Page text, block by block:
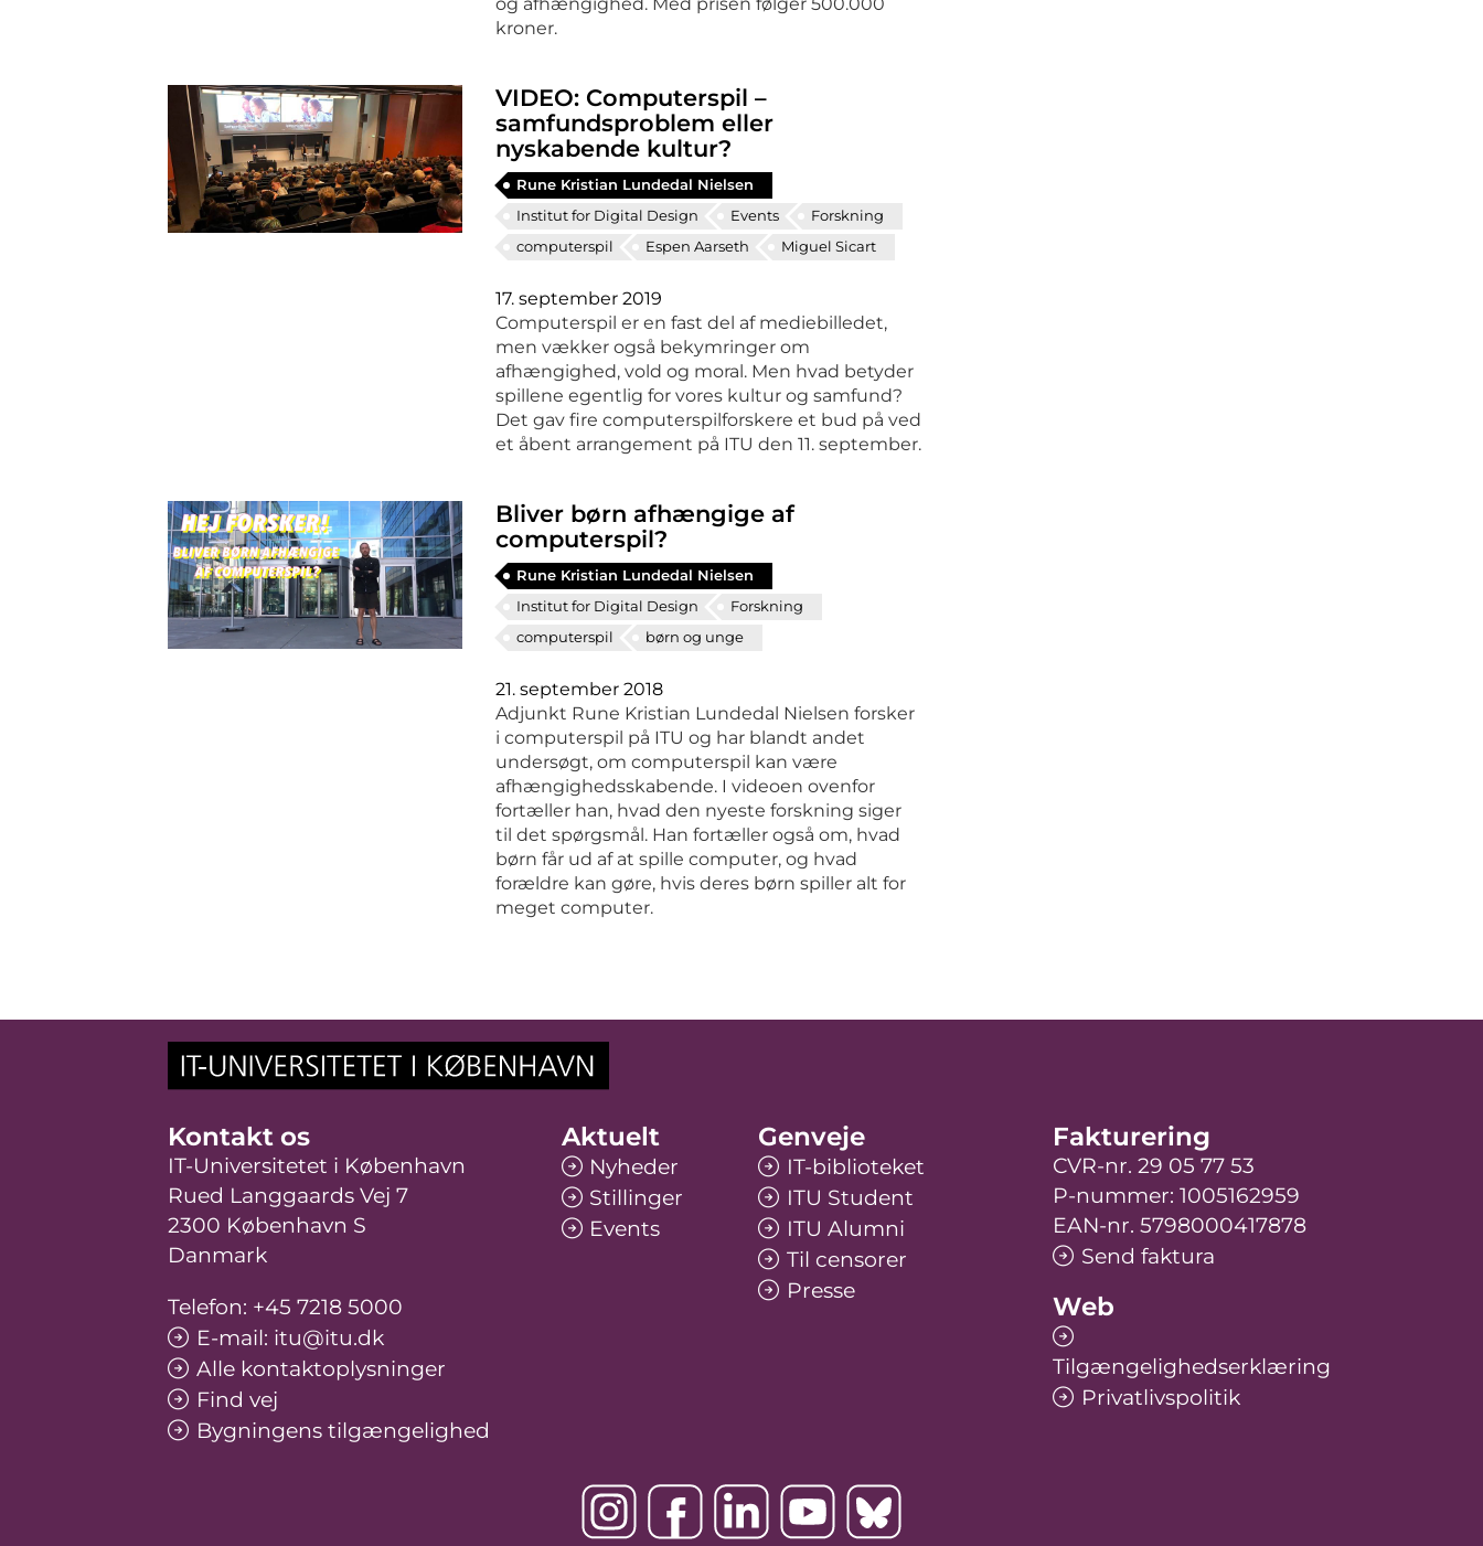
kroner.
VIDEO: Computerspil –
samfundsproblem eller
nyskabende kultur?
Rune Kristian Lundedal Nielsen
Institut for Digital Design
Events
Forskning
computerspil
Espen Aarseth Miguel Sicart
17. september 2019
Computerspil er en fast del af mediebilledet,
men vækker også bekymringer om
afhængighed, vold og moral. Men hvad betyder
spillene egentlig for vores kultur og samfund?
Det gav fire computerspilforskere et bud på ved
et åbent arrangement på ITU den 11. september.
Bliver børn afhængige af
computerspil?
Rune Kristian Lundedal Nielsen
Institut for Digital Design
Forskning
computerspil
børn og unge
21. september 2018
Adjunkt Rune Kristian Lundedal Nielsen forsker
i computerspil på ITU og har blandt andet
undersøgt, om computerspil kan være
afhængighedsskabende. I videoen ovenfor
fortæller han, hvad den nyeste forskning siger
til det spørgsmål. Han fortæller også om, hvad
børn får ud af at spille computer, og hvad
forældre kan gøre, hvis deres børn spiller alt for
meget computer.
Kontakt os
IT-Universitetet i København
Rued Langgaards Vej 7
2300 København S
Danmark
Telefon: +45 7218 5000
E-mail: itu@itu.dk
Alle kontaktoplysninger
Find vej
Bygningens tilgængelighed
Aktuelt
Nyheder
Stillinger
Events
Genveje
IT-biblioteket
ITU Student
ITU Alumni
Til censorer
Presse
Fakturering
CVR-nr. 29 05 77 53
P-nummer: 1005162959
EAN-nr. 5798000417878
Send faktura
Web
Tilgængelighedserklæring
Privatlivspolitik